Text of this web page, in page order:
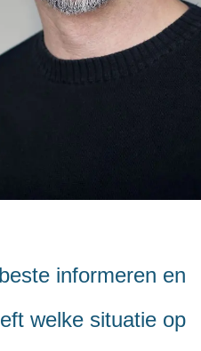
informeren en
welke situatie op